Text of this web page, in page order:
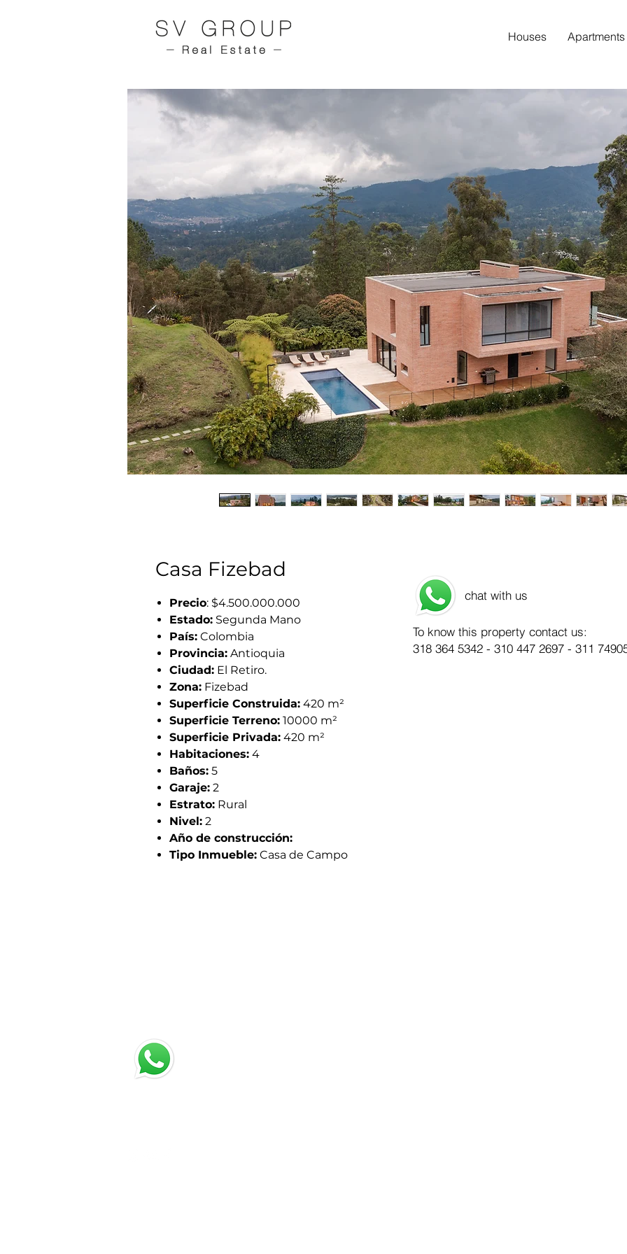
Houses Apartments
Casa Fizebad
Precio: $4.500.000.000
Estado: Segunda Mano
País: Colombia
Provincia: Antioquia
Ciudad: El Retiro.
Zona: Fizebad
Superficie Construida: 420 m²
Superficie Terreno: 10000 m²
Superficie Privada: 420 m²
Habitaciones: 4
Baños: 5
Garaje: 2
Estrato: Rural
Nivel: 2
Año de construcción:
Tipo Inmueble: Casa de Campo
To know this property contact us:
318 364 5342 - 310 447 2697 - 311
chat with us